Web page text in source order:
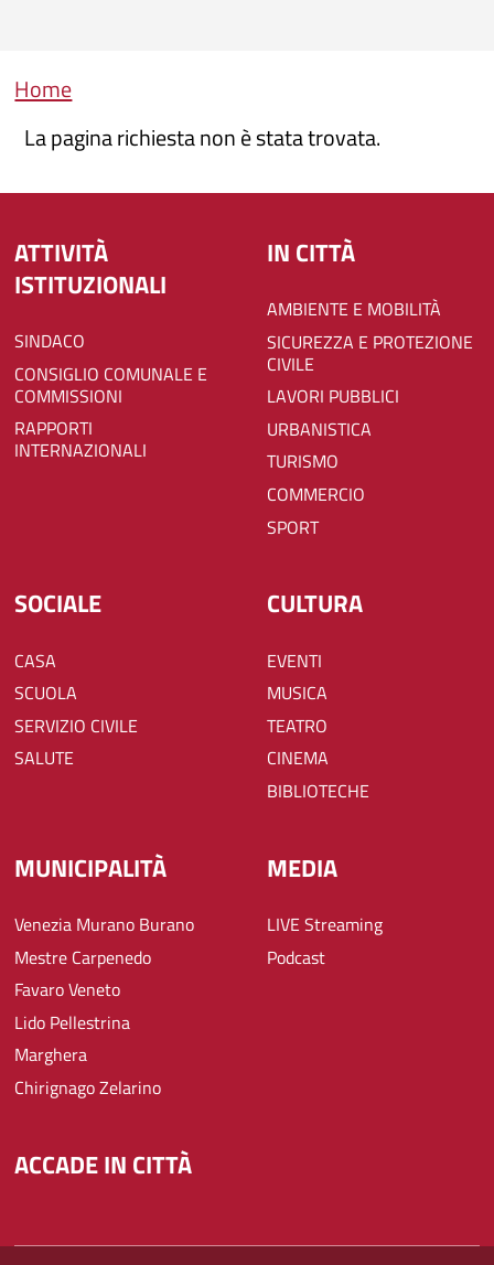
Briciole di pane
Home
La pagina richiesta non è stata trovata.
ATTIVITÀ
ISTITUZIONALI
SINDACO
CONSIGLIO COMUNALE E
COMMISSIONI
RAPPORTI
INTERNAZIONALI
IN CITTÀ
AMBIENTE E MOBILITÀ
SICUREZZA E PROTEZIONE
CIVILE
LAVORI PUBBLICI
URBANISTICA
TURISMO
COMMERCIO
SPORT
SOCIALE
CASA
SCUOLA
SERVIZIO CIVILE
SALUTE
CULTURA
EVENTI
MUSICA
TEATRO
CINEMA
BIBLIOTECHE
MUNICIPALITÀ
Venezia Murano Burano
Mestre Carpenedo
Favaro Veneto
Lido Pellestrina
Marghera
Chirignago Zelarino
MEDIA
LIVE Streaming
Podcast
ACCADE IN CITTÀ